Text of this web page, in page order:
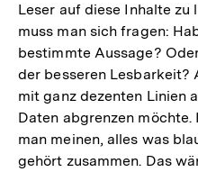
Leser auf diese Inhalte zu
muss man sich fragen:
bestimmte Aussage?
der besseren Lesbarkeit?
mit ganz dezenten Linien
Daten abgrenzen
man meinen, alles was
gehört zusammen. Das